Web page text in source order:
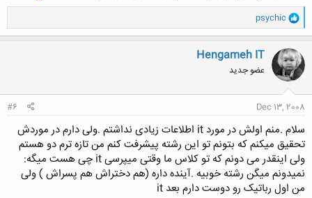
و
ا
ک
ن
ش
ه
ا
psychic
Hengameh IT
عضو جدید
Dec 13, 2008
#6
سلام .منم اولش در مورد it اطلاعات زیادی نداشتم .ولی دارم در موردش
تحقیق میکنم که بتونم تو این رشته پیشرفت کنم من تازه ترم دو هستم
ولی اینقدر می دونم که تو کلاس ما وقتی میپرسی it چی هست میگه:
نمیدونم میگن رشته خوبیه .آینده داره (هم دختراش هم پسراش ) ولی
من اول رباتیک رو دوست دارم بعد it